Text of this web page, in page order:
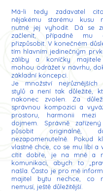
Má-li tedy zadavatel
nějakému starému kusu
nutné jej vyhodit. Dá se
začlenit, případně mu
přizpůsobit. V konečném
tím hlavním jedinečným
záliby a koníčky
mohou odrážet v návrhu,
základní koncepci.
Je množství nejrůznějších
stylů a není tak důležité,
nakonec zvolen. Za
správnou kompozici a
prostoru, harmonii mezi
dojmem. Správně
působit originálně,
nezapomenutelně. Pokud
vlastně chce, co se mu líbí a
cítit dobře, je na mně a
komunikaci, abych to
našla. Často je pro mě
majitel bytu nechce, co
nemusí, ještě důležitější.